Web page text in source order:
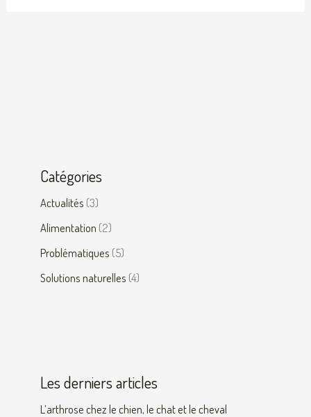
Catégories
Actualités (3)
Alimentation (2)
Problématiques (5)
Solutions naturelles (4)
Les derniers articles
L’arthrose chez le chien, le chat et le cheval